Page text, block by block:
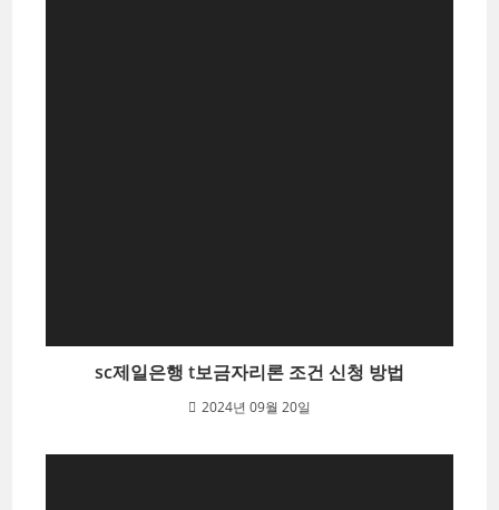
sc제일은행 t보금자리론 조건 신청 방법
2024년 09월 20일